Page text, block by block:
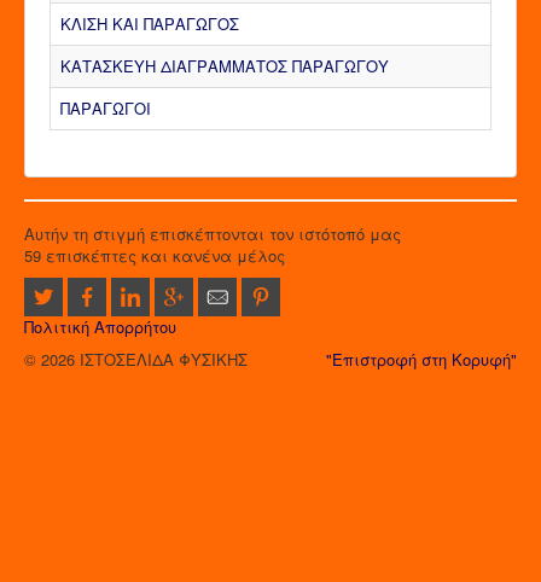
ΚΛΙΣΗ ΚΑΙ ΠΑΡΑΓΩΓΟΣ
ΚΑΤΑΣΚΕΥΗ ΔΙΑΓΡΑΜΜΑΤΟΣ ΠΑΡΑΓΩΓΟΥ
ΠΑΡΑΓΩΓΟΙ
Αυτήν τη στιγμή επισκέπτονται τον ιστότοπό μας
59 επισκέπτες και κανένα μέλος
Πολιτική Απορρήτου
"Επιστροφή στη Κορυφή"
© 2026 ΙΣΤΟΣΕΛΙΔΑ ΦΥΣΙΚΗΣ